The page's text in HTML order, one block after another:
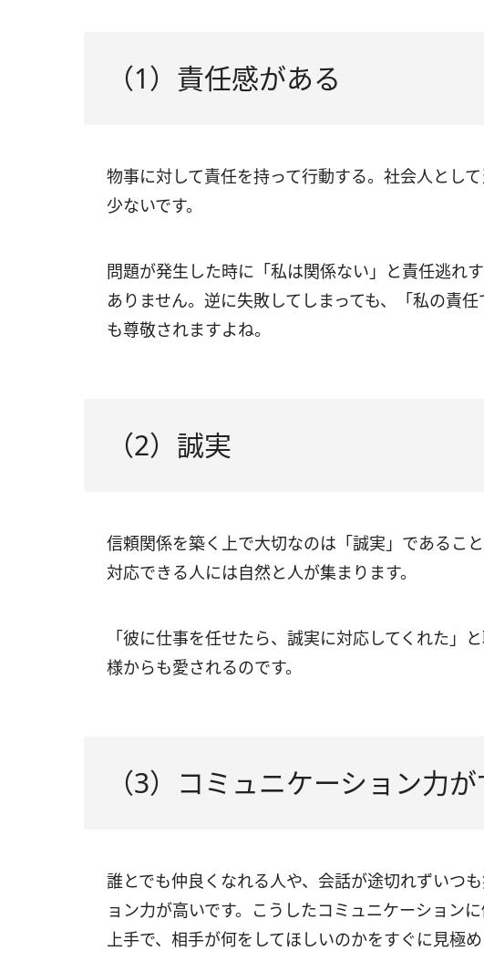
（1）責任感がある
物事に対して責任を持って行動する。社会人とし
少ないです。
問題が発生した時に「私は関係ない」と責任逃れ
ありません。逆に失敗してしまっても、「私の責
も尊敬されますよね。
（2）誠実
信頼関係を築く上で大切なのは「誠実」であるこ
対応できる人には自然と人が集まります。
「彼に仕事を任せたら、誠実に対応してくれた」
様からも愛されるのです。
（3）コミュニケーション力
誰とでも仲良くなれる人や、会話が途切れずいつ
ョン力が高いです。こうしたコミュニケーション
上手で、相手が何をしてほしいのかをすぐに見極め